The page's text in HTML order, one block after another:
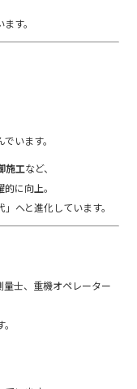
す。
います。
施工など、
に向上。
へと進化しています。
士、重機オペレーター